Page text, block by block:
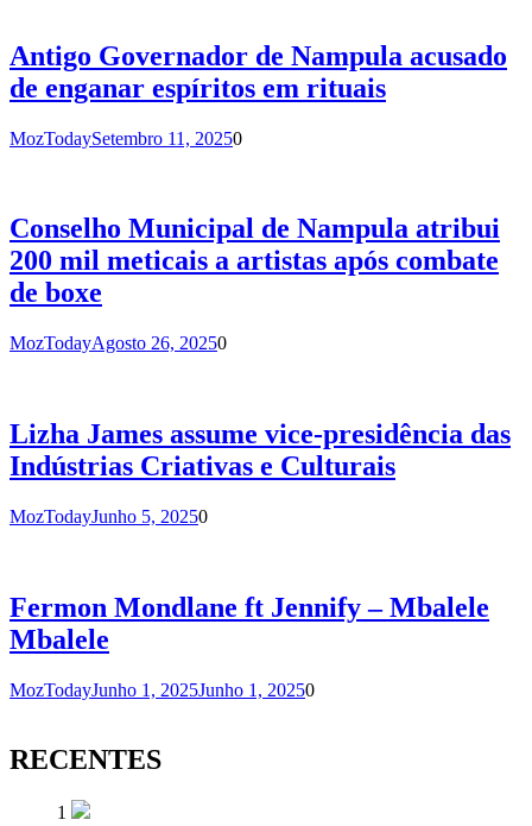
Antigo Governador de Nampula acusado
de enganar espíritos em rituais
MozTodaySetembro 11, 20250
Conselho Municipal de Nampula atribui
200 mil meticais a artistas após combate
de boxe
MozTodayAgosto 26, 20250
Lizha James assume vice-presidência das
Indústrias Criativas e Culturais
MozTodayJunho 5, 20250
Fermon Mondlane ft Jennify – Mbalele
Mbalele
MozTodayJunho 1, 2025Junho 1, 20250
RECENTES
1